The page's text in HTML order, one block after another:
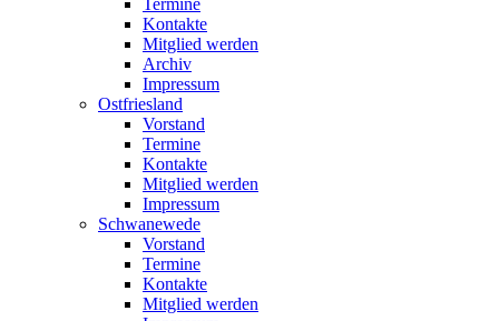
Termine
Kontakte
Mitglied werden
Archiv
Impressum
Ostfriesland
Vorstand
Termine
Kontakte
Mitglied werden
Impressum
Schwanewede
Vorstand
Termine
Kontakte
Mitglied werden